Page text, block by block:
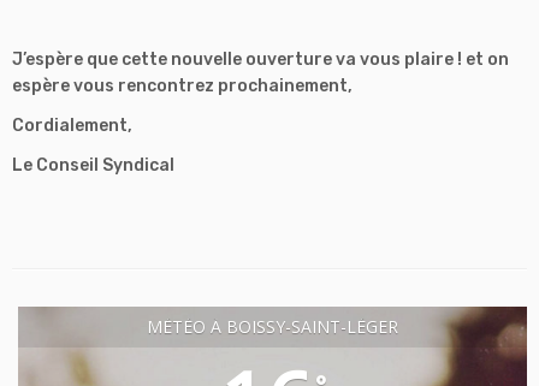
J’espère que cette nouvelle ouverture va vous plaire ! et on
espère vous rencontrez prochainement,
Cordialement,
Le Conseil Syndical
MÉTÉO À BOISSY-SAINT-LÉGER